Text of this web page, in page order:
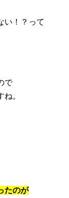
い！？って
で
。
たのが